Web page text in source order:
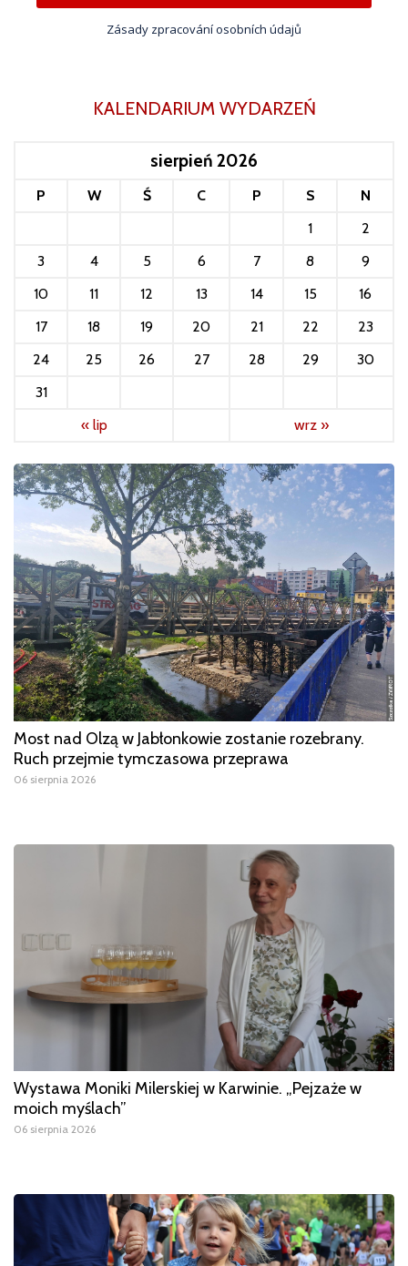
Zásady zpracování osobních údajů
KALENDARIUM WYDARZEŃ
sierpień 2026
P W Ś C P S
N
1
2
3
4 5 6 7 8
9
10
11 12 13 14 15
16
17
18 19 20 21 22
23
24
25 26 27 28 29
30
31
« lip
wrz »
Most nad Olzą w Jabłonkowie zostanie rozebrany.
Ruch przejmie tymczasowa przeprawa
06 sierpnia 2026
Wystawa Moniki Milerskiej w Karwinie. „Pejzaże w
moich myślach”
06 sierpnia 2026